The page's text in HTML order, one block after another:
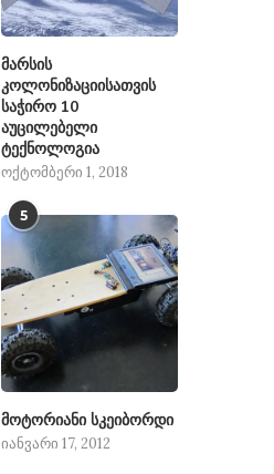
მარსის
კოლონიზაციისათვის
საჭირო 10
აუცილებელი
ტექნოლოგია
ოქტომბერი 1, 2018
5
მოტორიანი სკეიბორდი
იანვარი 17, 2012